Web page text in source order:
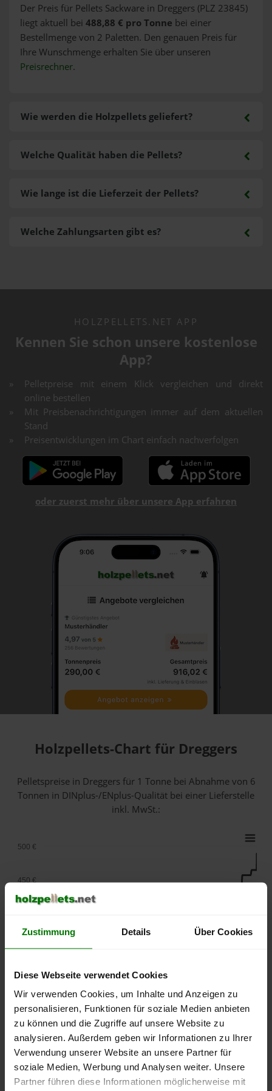
Zustimmung Details Über Cookies
Diese Webseite verwendet Cookies
Wir verwenden Cookies, um Inhalte und Anzeigen zu
personalisieren, Funktionen für soziale Medien anbieten
zu können und die Zugriffe auf unsere Website zu
analysieren. Außerdem geben wir Informationen zu Ihrer
Verwendung unserer Website an unsere Partner für
soziale Medien, Werbung und Analysen weiter. Unsere
Partner führen diese Informationen möglicherweise mit
Der Preis für Pellets Sackware in Dreggers (PLZ 23845)
liegt aktuell bei 488,88 € pro Tonne bei einer
Bestellmenge von 2 Paletten. Den genauen Preis für
Ihre Wunschmenge erhalten Sie über unseren
Preisrechner.
Wie werden die Holzpellets geliefert?
Welche Zahlungsarten gibt es?
Welche Qualität haben die Pellets?
Wie lange ist die Lieferzeit der Pellets?
HOLZPELLETS.NET APP
Kennen Sie schon unsere kostenlose
App?
Pelletpreise mit einem Klick vergleichen und direkt
online bestellen
Mit Preisbenachrichtigungen immer auf dem aktuellen
Stand
Preisentwicklungen im Chart einfach nachverfolgen
oder zuerst mehr über unsere App erfahren
Holzpellets-Chart für Dreggers
Pelletspreise in Dreggers für 1 Tonne bei Abnahmevon 6
Tonnen in DINplus-/ENplus-Qualität bei einer Lieferstelle
inkl. MwSt.:
lose Ware Sackware
September
Januar
2026
Mai
2026
250 €
300 €
350 €
450 €
500 €
Die aktuelle Preisentwicklung für Holzpellets in Deutschland